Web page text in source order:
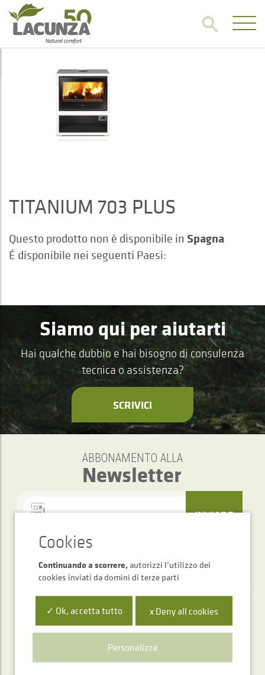
TITANIUM 703 PLUS
Questo prodotto non è disponibile in Spagna
É disponibile nei seguenti Paesi:
Siamo qui per aiutarti
Hai qualche dubbio e hai bisogno di consulenza
tecnica o assistenza?
SCRIVICI
ABBONAMENTO ALLA
Newsletter
INVIARE
Servizio di assistenza telefonica
+34 948 563 511
Continuando a scorrere, autorizzi l’utilizzo dei
cookies inviati da domini di terze parti
✓ Ok, accetta tutto x Deny all cookies
Personalizza